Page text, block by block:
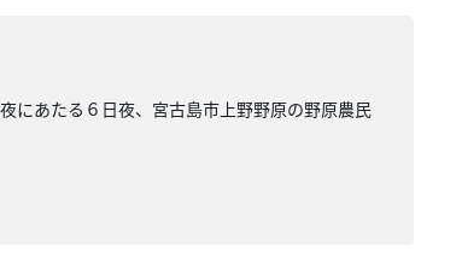
にあたる６日夜、宮古島市上野野原の野原農民